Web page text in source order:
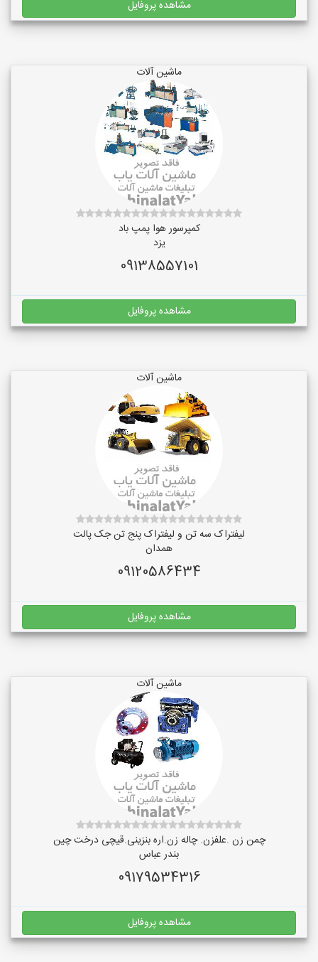
مشاهده پروفایل
ماشین آلات
کمپرسور هوا پمپ باد
یزد
09138557101
مشاهده پروفایل
ماشین آلات
لیفتراک سه تن و لیفتراک پنج تن جک پالت
همدان
09120586434
مشاهده پروفایل
ماشین آلات
چمن زن .علفزن. چاله زن.اره بنزینی.قیچی درخت چین
بندر عباس
09179534316
مشاهده پروفایل